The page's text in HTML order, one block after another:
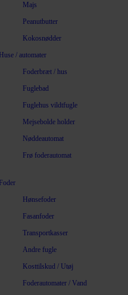
Majs
Peanutbutter
Kokosnødder
Huse / automater
Foderbræt / hus
Fuglebad
Fuglehus vildtfugle
Mejsebolde holder
Nøddeautomat
Frø foderautomat
Foder
Hønsefoder
Fasanfoder
Transportkasser
Andre fugle
Kosttilskud / Utøj
Foderautomater / Vand